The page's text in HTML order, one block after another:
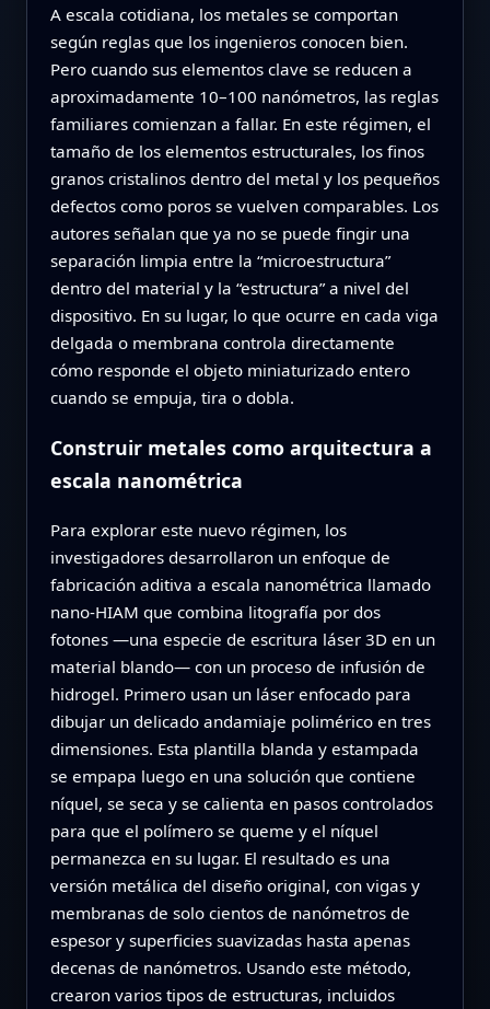
A escala cotidiana, los metales se comportan
según reglas que los ingenieros conocen bien.
Pero cuando sus elementos clave se reducen a
aproximadamente 10–100 nanómetros, las reglas
familiares comienzan a fallar. En este régimen, el
tamaño de los elementos estructurales, los finos
granos cristalinos dentro del metal y los pequeños
defectos como poros se vuelven comparables. Los
autores señalan que ya no se puede fingir una
separación limpia entre la “microestructura”
dentro del material y la “estructura” a nivel del
dispositivo. En su lugar, lo que ocurre en cada viga
delgada o membrana controla directamente
cómo responde el objeto miniaturizado entero
cuando se empuja, tira o dobla.
Construir metales como arquitectura a
escala nanométrica
Para explorar este nuevo régimen, los
investigadores desarrollaron un enfoque de
fabricación aditiva a escala nanométrica llamado
nano-HIAM que combina litografía por dos
fotones —una especie de escritura láser 3D en un
material blando— con un proceso de infusión de
hidrogel. Primero usan un láser enfocado para
dibujar un delicado andamiaje polimérico en tres
dimensiones. Esta plantilla blanda y estampada
se empapa luego en una solución que contiene
níquel, se seca y se calienta en pasos controlados
para que el polímero se queme y el níquel
permanezca en su lugar. El resultado es una
versión metálica del diseño original, con vigas y
membranas de solo cientos de nanómetros de
espesor y superficies suavizadas hasta apenas
decenas de nanómetros. Usando este método,
crearon varios tipos de estructuras, incluidos